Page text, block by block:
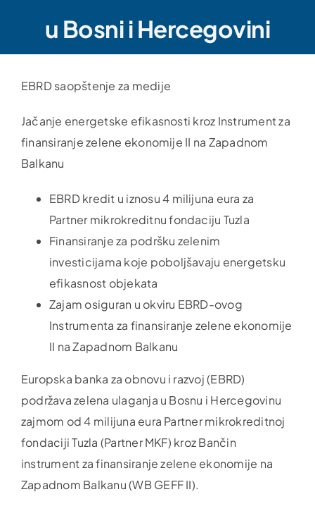
u Bosni i Hercegovini
EBRD saopštenje za medije
Jačanje energetske efikasnosti kroz Instrument za
finansiranje zelene ekonomije II na Zapadnom
Balkanu
EBRD kredit u iznosu 4 milijuna eura za
Partner mikrokreditnu fondaciju Tuzla
Finansiranje za podršku zelenim
investicijama koje poboljšavaju energetsku
efikasnost objekata
Zajam osiguran u okviru EBRD-ovog
Instrumenta za finansiranje zelene ekonomije
II na Zapadnom Balkanu
Europska banka za obnovu i razvoj (EBRD)
podržava zelena ulaganja u Bosnu i Hercegovinu
zajmom od 4 milijuna eura Partner mikrokreditnoj
fondaciji Tuzla (Partner MKF) kroz Bančin
instrument za finansiranje zelene ekonomije na
Zapadnom Balkanu (WB GEFF II).